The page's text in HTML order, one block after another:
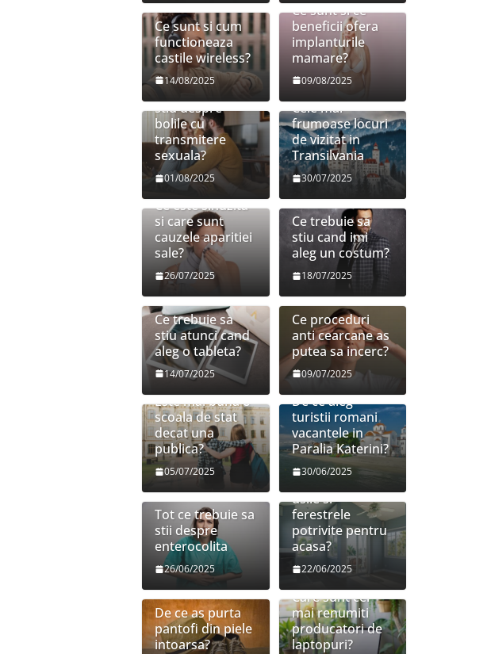
Ce sunt si cum
functioneaza
castile wireless?
14/08/2025
Ce sunt si ce
beneficii ofera
implanturile
mamare?
09/08/2025
Ce trebuie sa
stiu despre
bolile cu
transmitere
sexuala?
01/08/2025
Cele mai
frumoase locuri
de vizitat in
Transilvania
30/07/2025
Ce este sinuzita
si care sunt
cauzele aparitiei
sale?
26/07/2025
Ce trebuie sa
stiu cand imi
aleg un costum?
18/07/2025
Ce trebuie sa
stiu atunci cand
aleg o tableta?
14/07/2025
Ce proceduri
anti cearcane as
putea sa incerc?
09/07/2025
Este mai buna o
scoala de stat
decat una
publica?
05/07/2025
De ce aleg
turistii romani
vacantele in
Paralia Katerini?
30/06/2025
Tot ce trebuie sa
stii despre
enterocolita
26/06/2025
usile si
ferestrele
potrivite pentru
acasa?
22/06/2025
De ce as purta
pantofi din piele
intoarsa?
Care sunt cei
mai renumiti
producatori de
laptopuri?